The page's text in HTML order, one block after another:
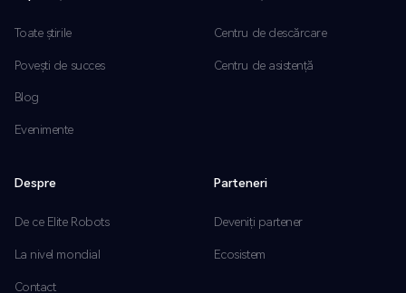
Toate știrile
Povești de succes
Blog
Evenimente
Centru de descărcare
Centru de asistență
Despre
De ce Elite Robots
La nivel mondial
Contact
Parteneri
Deveniți partener
Ecosistem